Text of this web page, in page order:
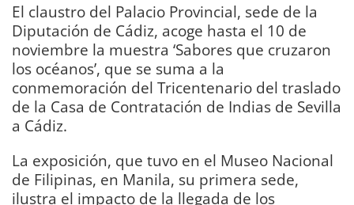
El claustro del Palacio Provincial, sede de la
Diputación de Cádiz, acoge hasta el 10 de
noviembre la muestra ‘Sabores que cruzaron
los océanos’, que se suma a la
conmemoración del Tricentenario del traslado
de la Casa de Contratación de Indias de Sevilla
a Cádiz.
La exposición, que tuvo en el Museo Nacional
de Filipinas, en Manila, su primera sede,
ilustra el impacto de la llegada de los